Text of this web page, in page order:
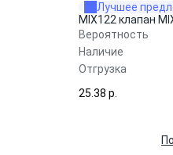
Лучшее
MIX122 клапан
Вероятность
Наличие
Отгрузка
25.38 p.